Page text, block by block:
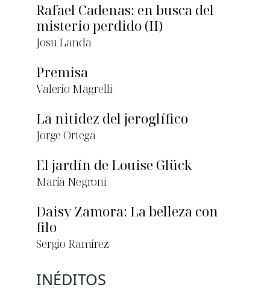
Rafael Cadenas: en busca del
misterio perdido (II)
Josu Landa
Premisa
Valerio Magrelli
La nitidez del jeroglífico
Jorge Ortega
El jardín de Louise Glück
María Negroni
Daisy Zamora: La belleza con
filo
Sergio Ramírez
INÉDITOS